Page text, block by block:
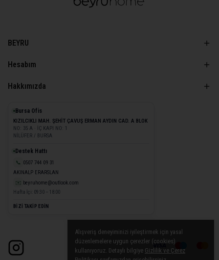
Alışveriş deneyiminizi iyileştirmek için yasal
düzenlemelere uygun çerezler (cookies)
kullanıyoruz. Detaylı bilgiye Gizlilik ve Çerez
BEYRU
Hesabım
Hakkımızda
Bursa Ofis
KIZILCIKLI MAH. ŞEHİT ÇAVUŞ ERMAN AYDIN CAD. A BLOK
NO: 35 A · İÇ KAPI NO: 1
NİLÜFER / BURSA
Destek Hattı
📞 0507 744 09 31
AKINALP ERARSLAN
✉️ beyruhome@outlook.com
Hafta İçi: 09:30 – 18:00
BİZİ TAKİP EDİN